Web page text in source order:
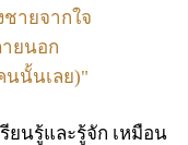
ายจากใจ
ยนอก
นนั้นเลย)"
ยนรู้และรู้จัก เหมือน